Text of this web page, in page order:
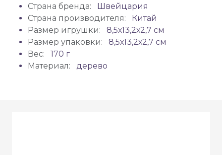
Страна бренда:
Швейцария
Страна производителя:
Китай
Размер игрушки:
8,5х13,2х2,7 см
Размер упаковки:
8,5х13,2х2,7 см
Вес:
170 г
Материал:
дерево